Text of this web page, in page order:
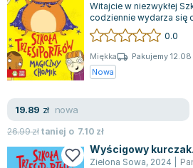
Witajcie w niezwykłej
codziennie wydarza się
Chomik o imieniu
0.0
Miękka
Pakujemy 12.08
Nowa
19.89 zł nowa
26.99złtaniej o 7.10 zł
Wyścigowy
Zielona Sowa, 2024